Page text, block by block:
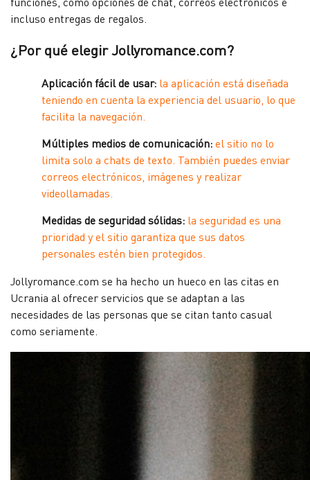
incluso entregas de regalos.
¿Por qué elegir Jollyromance.com?
Aplicación fácil de usar: la aplicación está diseñada
teniendo en cuenta la experiencia del usuario, lo que
facilita la navegación.
Múltiples medios de comunicación: el sitio no lo
limita solo a chats de texto. También puedes enviar
correos electrónicos, imágenes y realizar
videollamadas.
Medidas de seguridad sólidas: la seguridad es una
prioridad y el sitio garantiza que sus datos
personales estén bien protegidos.
Jollyromance.com se ha hecho un hueco en las citas en
Ucrania al ofrecer servicios que se adaptan a las
necesidades de las personas que se citan tanto casual
como seriamente.